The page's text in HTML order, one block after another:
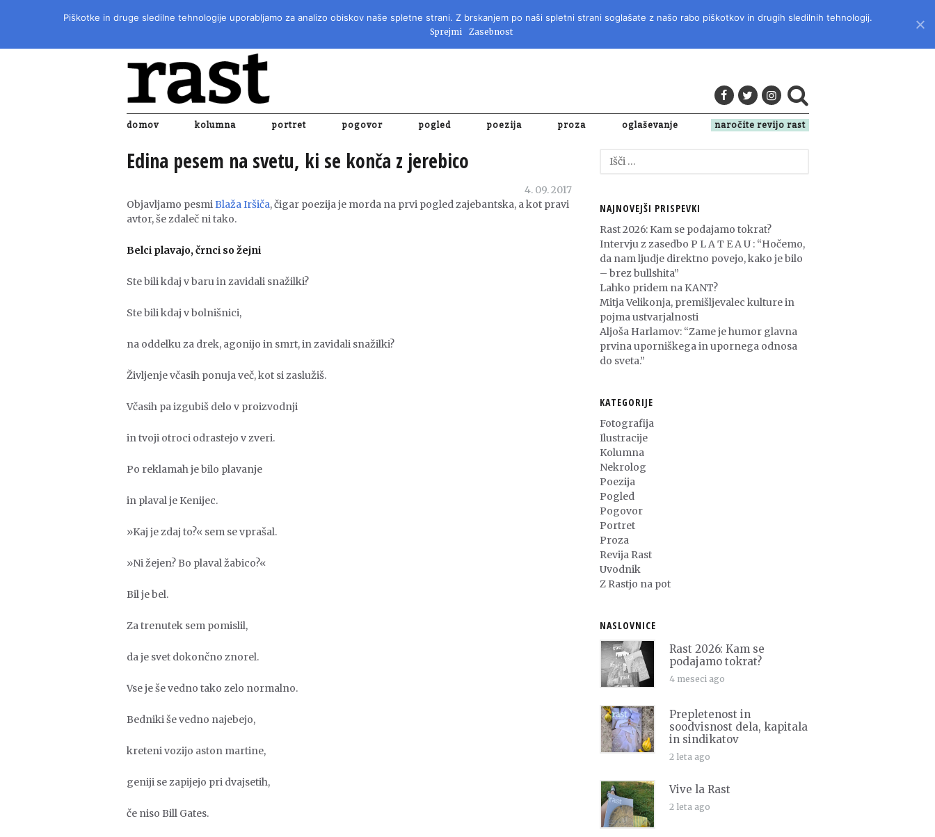
REVIJA ZA LITERATURO, KULTURO IN DRUŽBENA VPRAŠANJA
domov kolumna portret pogovor pogled poezija proza oglaševanje naročite revijo rast
Edina pesem na svetu, ki se konča z jerebico
4. 09. 2017
Objavljamo pesmiBlaža Iršiča, čigar poezija je morda na prvi pogled zajebantska, a kot pravi
avtor, še zdaleč ni tako.
Belci plavajo, črnci so žejni
Ste bili kdaj v baru in zavidali snažilki?
Ste bili kdaj v bolnišnici,
na oddelku za drek, agonijo in smrt, in zavidali snažilki?
Življenje včasih ponuja več, kot si zaslužiš.
Včasih pa izgubiš delo v proizvodnji
in tvoji otroci odrastejo v zveri.
Po reklamah je bilo plavanje
in plaval je Kenijec.
»Kaj je zdaj to?« sem se vprašal.
»Ni žejen? Bo plaval žabico?«
Bil je bel.
Za trenutek sem pomislil,
da je svet dokončno znorel.
Vse je še vedno tako zelo normalno.
Bedniki še vedno najebejo,
kreteni vozijo aston martine,
geniji se zapijejo pri dvajsetih,
če niso Bill Gates.
Išči:
NAJNOVEJŠI PRISPEVKI
Rast 2026: Kam se podajamo tokrat?
Intervju z zasedbo P L A T E A U : “Hočemo,
da nam ljudje direktno povejo, kako je bilo
– brez bullshita”
Lahko pridem na KANT?
Mitja Velikonja, premišljevalec kulture in
pojma ustvarjalnosti
Aljoša Harlamov: “Zame je humor glavna
prvina uporniškega in upornega odnosa
do sveta.”
KATEGORIJE
Fotografija
Ilustracije
Kolumna
Nekrolog
Poezija
Pogled
Pogovor
Portret
Proza
Revija Rast
Uvodnik
Z Rastjo na pot
NASLOVNICE
Rast 2026: Kam se
podajamo tokrat?
4 meseci ago
Prepletenost in
soodvisnost dela, kapitala
in sindikatov
2 leta ago
Vive la Rast
2 leta ago
Piškotke in druge sledilne tehnologije uporabljamo za analizo obiskov naše spletne strani. Z brskanjem po naši spletni strani soglašate z našo rabo piškotkov in drugih sledilnih tehnologij.
Sprejmi Zasebnost